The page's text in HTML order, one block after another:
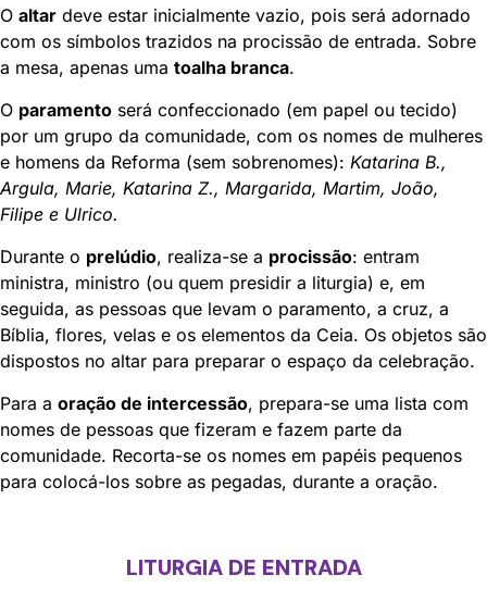
O altar deve estar inicialmente vazio, pois será adornado
com os símbolos trazidos na procissão de entrada. Sobre
a mesa, apenas uma toalha branca.
O paramento será confeccionado (em papel ou tecido)
por um grupo da comunidade, com os nomes de mulheres
e homens da Reforma (sem sobrenomes): Katarina B.,
Argula, Marie, Katarina Z., Margarida, Martim, João,
Filipe e Ulrico.
Durante o prelúdio, realiza-se a procissão: entram
ministra, ministro (ou quem presidir a liturgia) e, em
seguida, as pessoas que levam o paramento, a cruz, a
Bíblia, flores, velas e os elementos da Ceia. Os objetos são
dispostos no altar para preparar o espaço da celebração.
Para a oração de intercessão, prepara-se uma lista com
nomes de pessoas que fizeram e fazem parte da
comunidade. Recorta-se os nomes em papéis pequenos
para colocá-los sobre as pegadas, durante a oração.
LITURGIA DE ENTRADA